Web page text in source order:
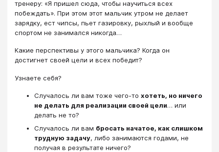
тренеру: «Я пришел сюда, чтобы научиться всех
побеждать». При этом этот мальчик утром не делает
зарядку, ест чипсы, пьет газировку, рыхлый и вообще
спортом не занимался никогда…
Какие перспективы у этого мальчика? Когда он
достигнет своей цели и всех победит?
Узнаете себя?
Случалось ли вам тоже чего-то хотеть, но ничего
не делать для реализации своей цели… или
делать не то?
Случалось ли вам бросать начатое, как слишком
трудную задачу, либо занимаются годами, не
получая в результате ничего?